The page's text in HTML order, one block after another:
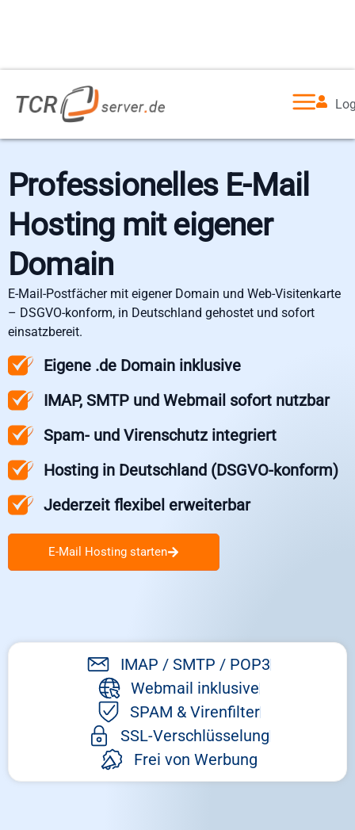
Professionelles E-Mail
Hosting mit eigener
Domain
E-Mail-Postfächer mit eigener Domain und Web-Visitenkarte
– DSGVO-konform, in Deutschland gehostet und sofort
einsatzbereit.
Eigene .de Domain inklusive
IMAP, SMTP und Webmail sofort nutzbar
Spam- und Virenschutz integriert
Hosting in Deutschland (DSGVO-konform)
Jederzeit flexibel erweiterbar
E-Mail Hosting starten
IMAP / SMTP / POP3
Webmail inklusive
SPAM & Virenfilter
SSL-Verschlüsselung
Frei von Werbung